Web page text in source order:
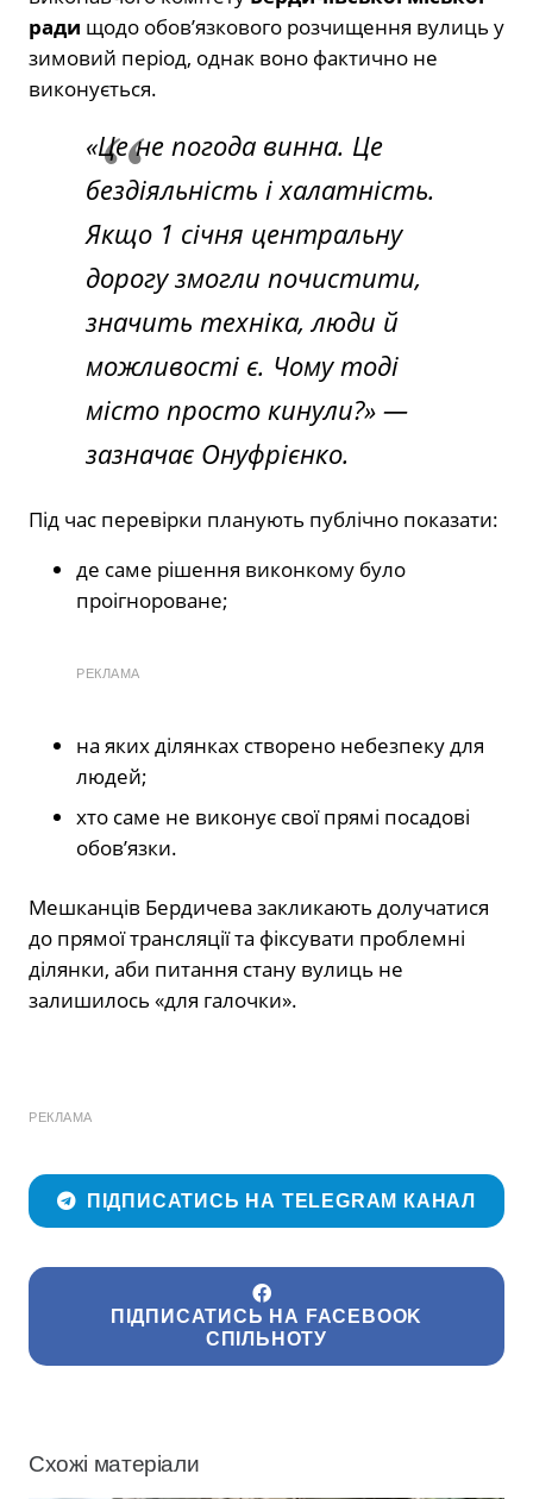
ради щодо обов’язкового розчищення вулиць у
зимовий період, однак воно фактично не
виконується.
«Це не погода винна. Це
бездіяльність і халатність.
Якщо 1 січня центральну
дорогу змогли почистити,
значить техніка, люди й
можливості є. Чому тоді
місто просто кинули?» —
зазначає Онуфрієнко.
Під час перевірки планують публічно показати:
де саме рішення виконкому було
проігнороване;
РЕКЛАМА
на яких ділянках створено небезпеку для
людей;
хто саме не виконує свої прямі посадові
обов’язки.
Мешканців Бердичева закликають долучатися
до прямої трансляції та фіксувати проблемні
ділянки, аби питання стану вулиць не
залишилось «для галочки».
РЕКЛАМА
ПІДПИСАТИСЬ НА TELEGRAM КАНАЛ
ПІДПИСАТИСЬ НА FACEBOOK
СПІЛЬНОТУ
Схожі матеріали